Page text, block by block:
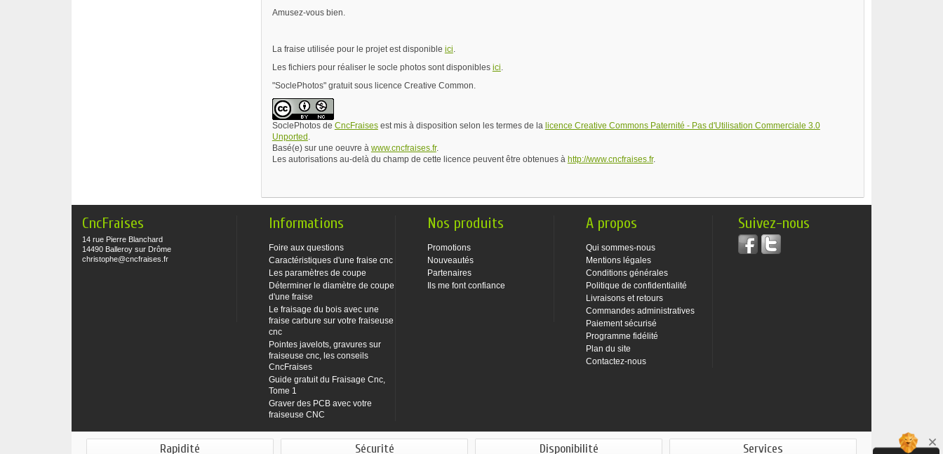
Amusez-vous bien.
La fraise utilisée pour le projet est disponible ici.
Les fichiers pour réaliser le socle photos sont disponibles ici.
"SoclePhotos" gratuit sous licence Creative Common.
SoclePhotosde CncFraisesest mis à disposition selon les termes de la licence Creative Commons Paternité - Pas d'Utilisation Commerciale 3.0
Unported .
Basé(e) sur une oeuvre à www.cncfraises.fr.
Les autorisations au-delà du champ de cette licence peuvent être obtenues à http://www.cncfraises.fr.
CncFraises
14 rue Pierre Blanchard
14490 Balleroy sur Drôme
christophe@cncfraises.fr
Informations
Foire aux questions
Caractéristiques d'une fraise cnc
Les paramètres de coupe
Déterminer le diamètre de coupe
d'une fraise
Le fraisage du bois avec une
fraise carbure sur votre fraiseuse
cnc
Pointes javelots, gravures sur
fraiseuse cnc, les conseils
CncFraises
Guide gratuit du Fraisage Cnc,
Tome 1
Graver des PCB avec votre
fraiseuse CNC
Nos produits
Promotions
Nouveautés
Partenaires
Ils me font confiance
A propos
Qui sommes-nous
Mentions légales
Conditions générales
Politique de confidentialité
Livraisons et retours
Commandes administratives
Paiement sécurisé
Programme fidélité
Plan du site
Contactez-nous
Suivez-nous
Rapidité Sécurité Disponibilité Services